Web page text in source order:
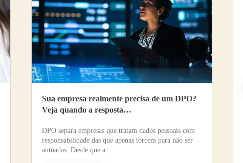
Sua empresa realmente precisa de um DPO?
Veja quando a resposta…
DPO separa empresas que tratam dados pessoais com
responsabilidade das que apenas torcem para não ser
autuadas. Desde que a…